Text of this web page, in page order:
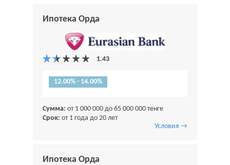
Ипотека Орда
12.00% - 14.00%
Сумма: от 1 000 000 до 65 000 000 тенге
Срок: от 1 года до 20 лет
Условия →
Ипотека Орда